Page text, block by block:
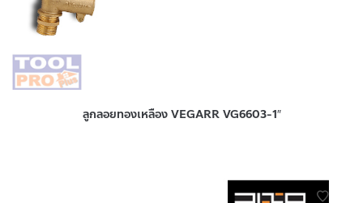
ลูกลอยทองเหลือง VEGARR VG6603-1″